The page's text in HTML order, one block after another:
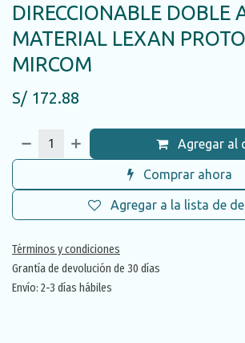
DIRECCIONABLE DOBLE
MATERIAL LEXAN
MIRCOM
S/ 172.88
Agregar al
Comprar ahora
Agregar a la lista de
Términos y condiciones
Grantía de devolución de 30 días
Envío: 2-3 días hábiles